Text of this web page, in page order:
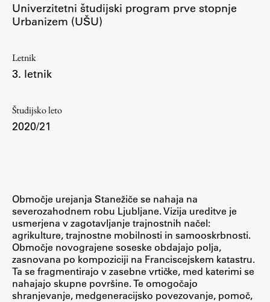
Intranet UL FA
Osebni portal FIORI
Študentske informacije
Urniki
Študijski programi
Predmeti
Izbirni moduli EMŠA
Vpis
Univerzitetni študijski program prve stopnje
Urbanizem (UŠU)
Letnik
3. letnik
Študijsko leto
2020/21
Območje urejanja Stanežiče se nahaja na
severozahodnem robu Ljubljane. Vizija ureditve je
usmerjena v zagotavljanje trajnostnih načel:
agrikulture, trajnostne mobilnosti in samooskrbnosti.
Območje novograjene soseske obdajajo polja,
zasnovana po kompoziciji na Franciscejskem katastru.
Ta se fragmentirajo v zasebne vrtičke, med katerimi se
nahajajo skupne površine. Te omogočajo
shranjevanje, medgeneracijsko povezovanje, pomoč,